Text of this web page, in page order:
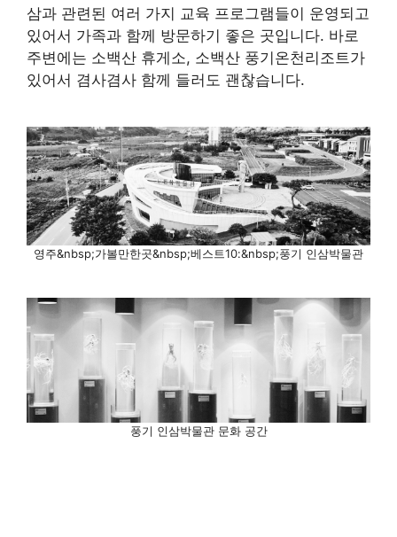
삼과 관련된 여러 가지 교육 프로그램들이 운영되고
있어서 가족과 함께 방문하기 좋은 곳입니다. 바로
주변에는 소백산 휴게소, 소백산 풍기온천리조트가
있어서 겸사겸사 함께 들러도 괜찮습니다.
영주&nbsp;가볼만한곳&nbsp;베스트10:&nbsp;풍기 인삼박물관
풍기 인삼박물관 문화 공간